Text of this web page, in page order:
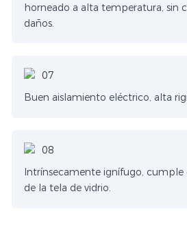
horneado a alta temperatura, sin
daños.
Buen aislamiento eléctrico, alta
Intrínsecamente ignífugo, cumple
de la tela de vidrio.